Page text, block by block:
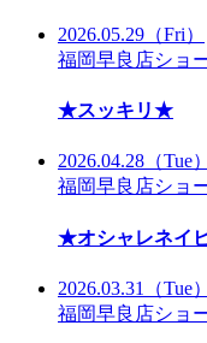
2026.05.29 （Fri）
福岡早良店ショ
★スッキリ★
2026.04.28 （Tue）
福岡早良店ショ
★オシャレネイ
2026.03.31
（Tue）
福岡早良店ショ